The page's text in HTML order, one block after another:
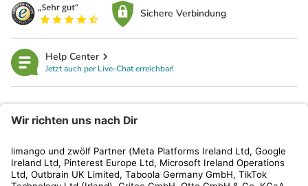
Sichere Verbindung
Help Center
Jetzt auch per Live-Chat erreichbar!
Kundenservice